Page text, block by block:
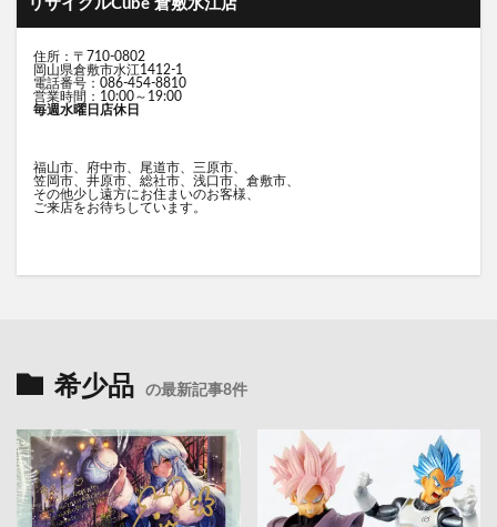
リサイクルCube 倉敷水江店
住所：〒710-0802
岡山県倉敷市水江1412-1
電話番号：086-454-8810
営業時間：10:00～19:00
毎週水曜日店休日
福山市、府中市、尾道市、三原市、
笠岡市、井原市、総社市、浅口市、倉敷市、
その他少し遠方にお住まいのお客様、
ご来店をお待ちしています。
希少品 の最新記事8件